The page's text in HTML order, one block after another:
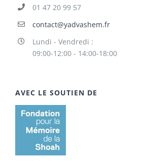
01 47 20 99 57
contact@yadvashem.fr
Lundi - Vendredi :
09:00-12:00 - 14:00-18:00
AVEC LE SOUTIEN DE